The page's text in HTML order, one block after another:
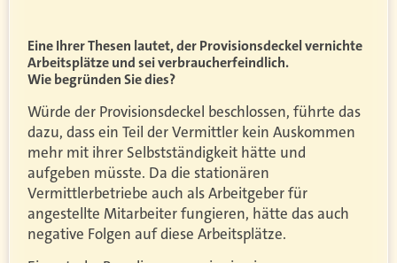
Eine Ihrer Thesen lautet, der Provisionsdeckel vernichte
Arbeitsplätze und sei verbraucherfeindlich.
Wie begründen Sie dies?
Würde der Provisionsdeckel beschlossen, führte das
dazu, dass ein Teil der Vermittler kein Auskommen
mehr mit ihrer Selbstständigkeit hätte und
aufgeben müsste. Da die stationären
Vermittlerbetriebe auch als Arbeitgeber für
angestellte Mitarbeiter fungieren, hätte das auch
negative Folgen auf diese Arbeitsplätze.